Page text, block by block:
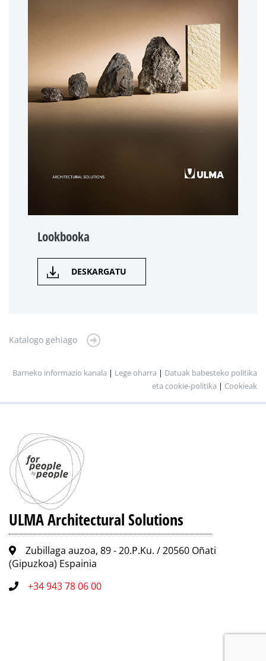
Lookbooka
DESKARGATU
Katalogo gehiago
Barneko informazio kanala | Lege oharra | Datuak babesteko politika
eta cookie-politika | Cookieak
ULMA Architectural Solutions
Zubillaga auzoa, 89 - 20.P.Ku. / 20560 Oñati
(Gipuzkoa) Espainia
+34 943 78 06 00